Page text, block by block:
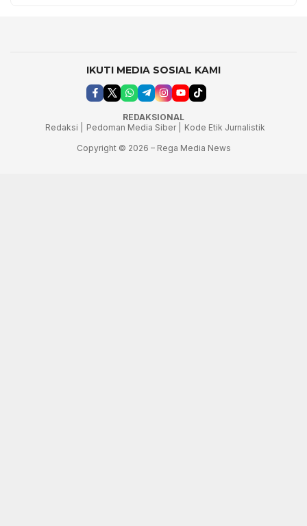
IKUTI MEDIA SOSIAL KAMI
REDAKSIONAL
Redaksi |
Pedoman Media Siber |
Kode Etik Jurnalistik
Copyright © 2026 – Rega Media News